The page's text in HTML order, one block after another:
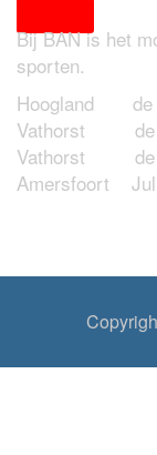
Bij BAN is het
sporten.
Hoogland de
Vathorst de
Vathorst de
Amersfoort